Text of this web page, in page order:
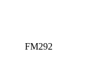
FM292